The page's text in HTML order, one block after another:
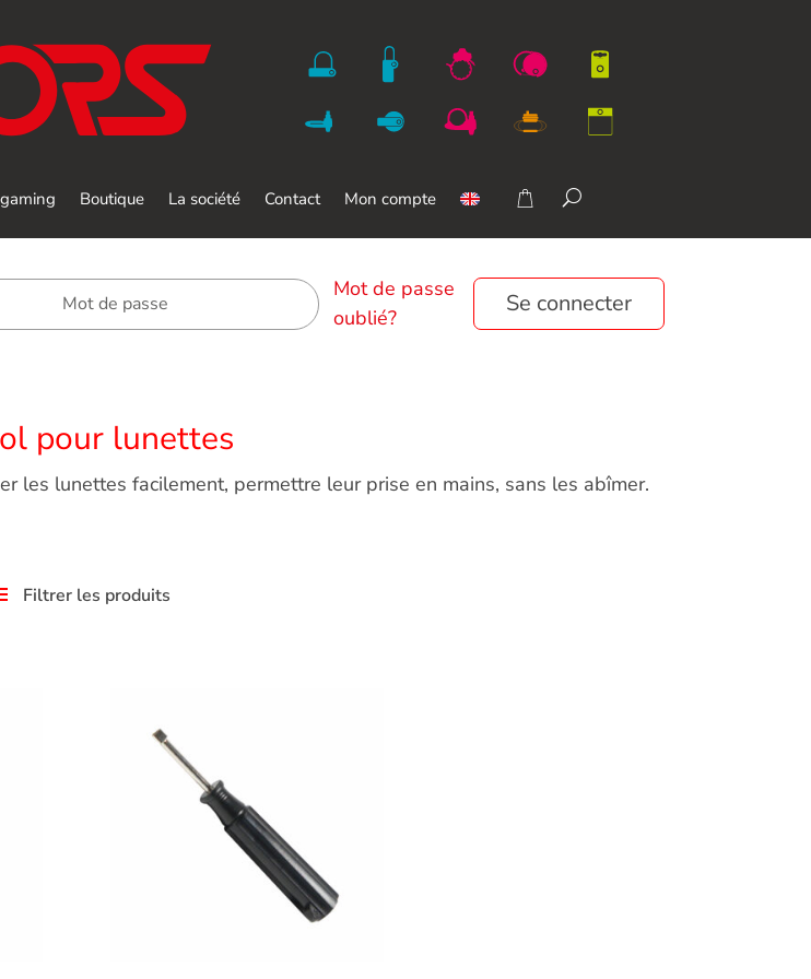
Boutique La société Contact Mon compte
Mot de passe
oublié?
Se connecter
pour lunettes
les lunettes facilement, permettre leur prise en mains, sans les abîmer.
Filtrer les produits